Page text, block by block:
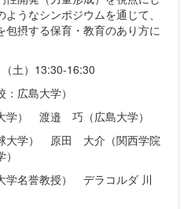
うなシンポジウムを通じて、
摂する保育・教育のあり方に
土）13:30-16:30
広島大学）
渡邉 巧（広島大学）
学） 原田 大介（関西学院
名誉教授） デラコルダ 川